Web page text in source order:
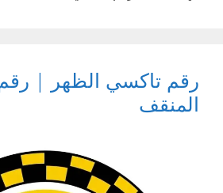
رقم تاكسي الظهر |
المنقف